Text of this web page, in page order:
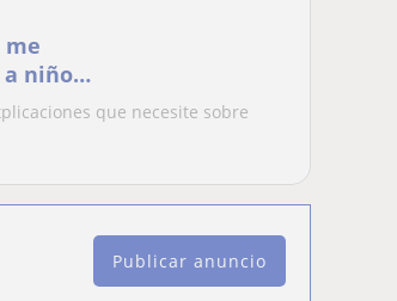
me
niños
que necesite sobre
Publicar anuncio